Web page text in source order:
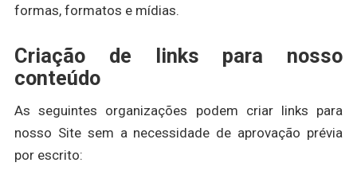
formas, formatos e mídias.
Criação de links para nosso
conteúdo
As seguintes organizações podem criar links para
nosso Site sem a necessidade de aprovação prévia
por escrito: